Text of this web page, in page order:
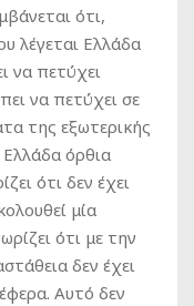
ότι,
λέγεται Ελλάδα
να πετύχει
να πετύχει σε
της εξωτερικής
Ελλάδα όρθια
ότι δεν έχει
μία
ότι με την
δεν έχει
Αυτό δεν